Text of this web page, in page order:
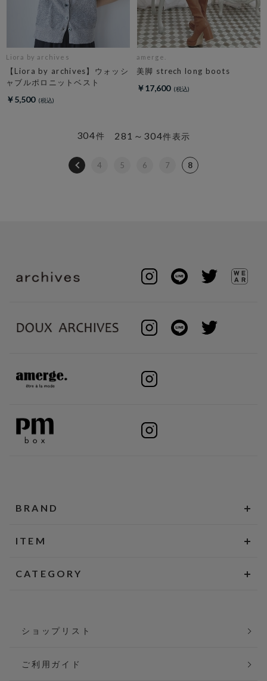
Liora by archives
【Liora by archives】ウォッシ
ャブルポロニットベスト
￥5,500
amerge.
美脚 strech long boots
￥17,600
281～304件表示
304件
4 5 6 7 8
BRAND
ITEM
CATEGORY
ショップリスト
ご利用ガイド